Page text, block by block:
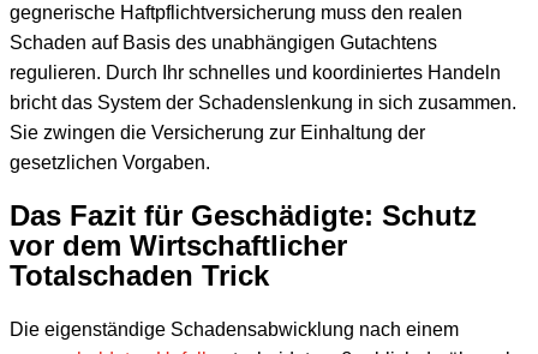
gegnerische Haftpflichtversicherung muss den realen
Schaden auf Basis des unabhängigen Gutachtens
regulieren. Durch Ihr schnelles und koordiniertes Handeln
bricht das System der Schadenslenkung in sich zusammen.
Sie zwingen die Versicherung zur Einhaltung der
gesetzlichen Vorgaben.
Das Fazit für Geschädigte: Schutz
vor dem Wirtschaftlicher
Totalschaden Trick
Die eigenständige Schadensabwicklung nach einem